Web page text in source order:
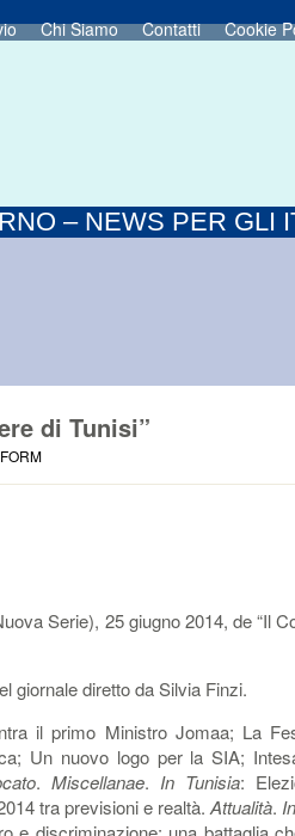
Chi Siamo Contatti Cookie
– NEWS PER GLI
di Tunisi”
Serie), 25 giugno 2014, de “Il
giornale diretto da Silvia Finzi.
il primo Ministro Jomaa; La
Un nuovo logo per la SIA;
. Miscellanae. In Tunisia:
tra previsioni e realtà.Attualità.